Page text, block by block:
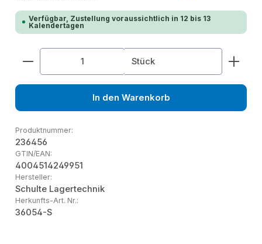
Verfügbar, Zustellung voraussichtlich in 12 bis 13
Kalendertagen
Produkt Anzahl: Gib den gewünschten Wert
Stück
In den Warenkorb
Produktnummer:
236456
GTIN/EAN:
4004514249951
Hersteller:
Schulte Lagertechnik
Herkunfts-Art. Nr.:
36054-S